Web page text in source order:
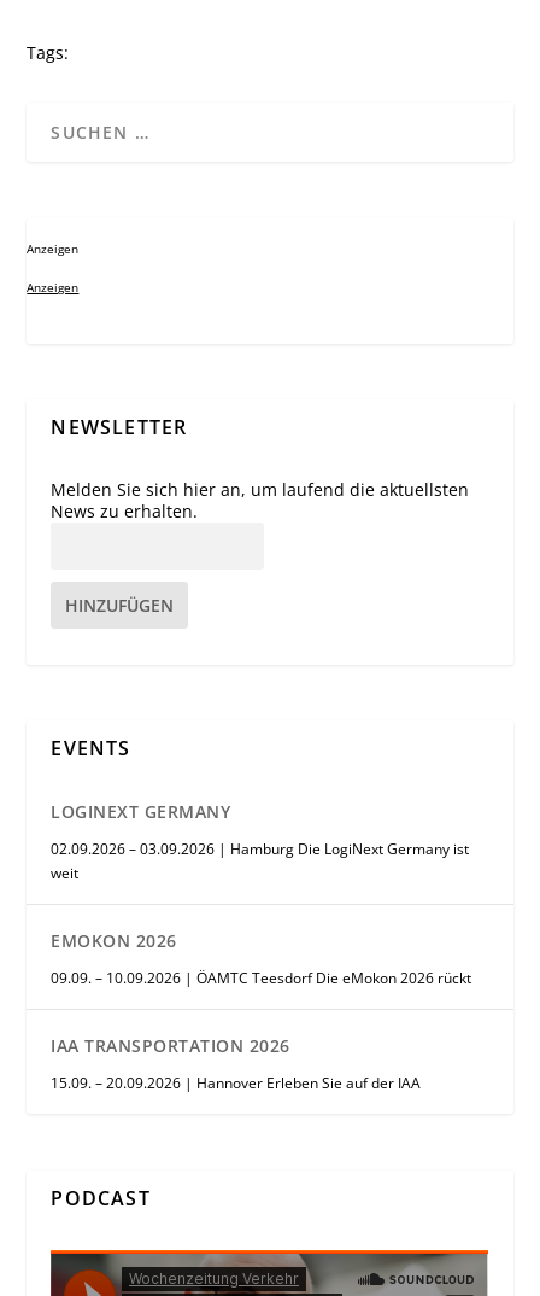
Tags:
Anzeigen
Anzeigen
NEWSLETTER
Melden Sie sich hier an, um laufend die aktuellsten
News zu erhalten.
HINZUFÜGEN
EVENTS
LOGINEXT GERMANY
02.09.2026 – 03.09.2026 | Hamburg Die LogiNext Germany ist
weit
EMOKON 2026
09.09. – 10.09.2026 | ÖAMTC Teesdorf Die eMokon 2026 rückt
IAA TRANSPORTATION 2026
15.09. – 20.09.2026 | Hannover Erleben Sie auf der IAA
PODCAST